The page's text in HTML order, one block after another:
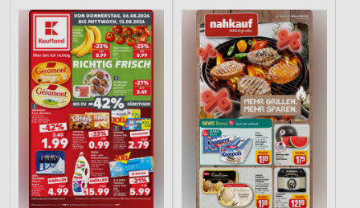
Verwendung von Profilen zur Auswahl
personalisierter Inhalte
Messung der Werbeleistung
Messung der Performance von Inhalten
Analyse von Zielgruppen durch Statistiken oder
Kombinationen von Daten aus verschiedenen
Quellen
Entwicklung und Verbesserung der Angebote